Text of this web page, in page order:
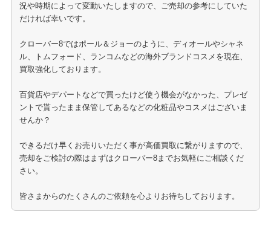
況や時期によって変動いたしますので、ご売却の参考にしていた
だければ幸いです。
クローバー8ではポール＆ジョーのように、ディオールやシャネ
ル、トムフォード、ランコムなどの海外ブランドコスメを現在、
買取強化しております。
百貨店やデパートなどで買ったけど使う機会がなかった、プレゼ
ントで貰ったまま保管してあるなどの化粧品やコスメはございま
せんか？
できるだけ早くお売りいただく事が高価買取に繋がりますので、
売却をご検討の際はまずはクローバー8までお気軽にご相談くだ
さい。
皆さまからのたくさんのご依頼を心よりお待ちしております。